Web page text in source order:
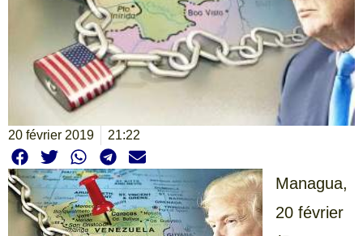
20 février 2019 21:22
Managua,
20 février